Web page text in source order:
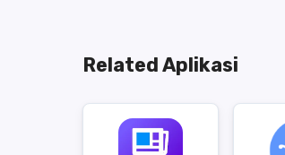
Related Aplikasi